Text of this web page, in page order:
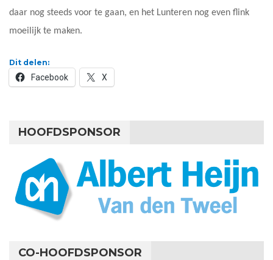
daar nog steeds voor te gaan, en het Lunteren nog even flink
moeilijk te maken.
Dit delen:
Facebook X
HOOFDSPONSOR
CO-HOOFDSPONSOR